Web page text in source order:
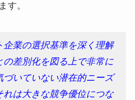
す。
業の選択基準を深く理解
の差別化を図る上で非常に
づいていない潜在的ニーズ
れは大きな競争優位につな